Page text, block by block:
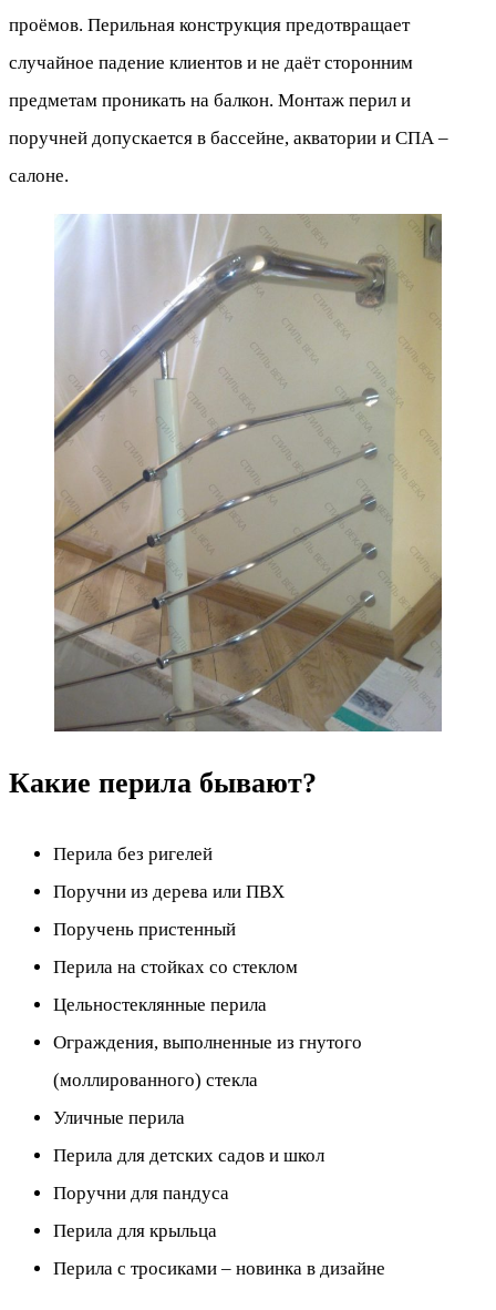
проёмов. Перильная конструкция предотвращает
случайное падение клиентов и не даёт сторонним
предметам проникать на балкон. Монтаж перил и
поручней допускается в бассейне, акватории и СПА –
салоне.
Какие перила бывают?
Перила без ригелей
Поручни из дерева или ПВХ
Поручень пристенный
Перила на стойках со стеклом
Цельностеклянные перила
Ограждения, выполненные из гнутого
(моллированного) стекла
Уличные перила
Перила для детских садов и школ
Поручни для пандуса
Перила для крыльца
Перила с тросиками – новинка в дизайне